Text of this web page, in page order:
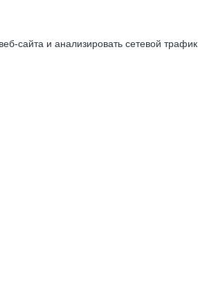
сайта и анализировать сетевой трафик.